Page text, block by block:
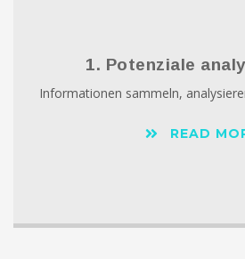
1. Potenziale
Informationen sammeln,
READ